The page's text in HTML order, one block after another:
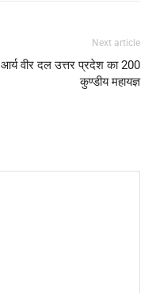
Next article
आर्य वीर दल उत्तर प्रदेश का 200
कुण्डीय महायज्ञ